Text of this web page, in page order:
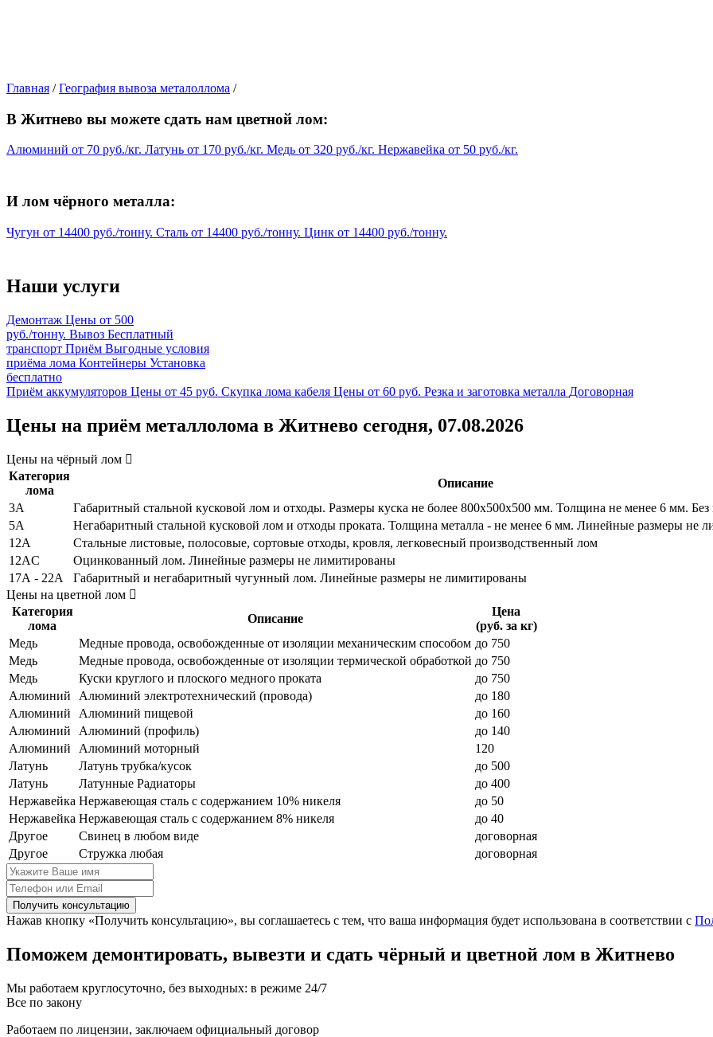
Главная / География вывоза металоллома /
В Житнево вы можете сдать нам цветной лом:
Алюминий от 70 руб./кг. Латунь от 170 руб./кг. Медь от 320 руб./кг. Нержавейка от 50 руб./кг.
И лом чёрного металла:
Чугун от 14400 руб./тонну. Сталь от 14400 руб./тонну. Цинк от 14400 руб./тонну.
Наши услуги
Демонтаж Цены от 500
руб./тонну. Вывоз Бесплатный
транспорт Приём Выгодные условия
приёма лома Контейнеры Установка
бесплатно
Приём аккумуляторов Цены от 45 руб. Скупка лома кабеля Цены от 60 руб. Резка и заготовка металла Договорная
Цены на приём металлолома в Житнево сегодня, 07.08.2026
Цены на чёрный лом
Категория
лома
Описание
3А
Габаритный стальной кусковой лом и отходы. Размеры куска не более 800х500х500 мм. Толщина не менее 6 мм.
5А
Негабаритный стальной кусковой лом и отходы проката. Толщина металла - не менее 6 мм. Линейные размеры не
12А
Стальные листовые, полосовые, сортовые отходы, кровля, легковесный производственный лом
12АC
Оцинкованный лом. Линейные размеры не лимитированы
17А - 22А
Габаритный и негабаритный чугунный лом. Линейные размеры не лимитированы
Цены на цветной лом
Категория
лома
Описание
Цена
(руб. за кг)
Медь
Медные провода, освобожденные от изоляции механическим способом до 750
Медь
Медные провода, освобожденные от изоляции термической обработкой до 750
Медь
Куски круглого и плоского медного проката
до 750
Алюминий
Алюминий электротехнический (провода)
до 180
Алюминий
Алюминий пищевой
до 160
Алюминий
Алюминий (профиль)
до 140
Алюминий
Алюминий моторный
120
Латунь
Латунь трубка/кусок
до 500
Латунь
Латунные Радиаторы
до 400
Нержавейка Нержавеющая сталь с содержанием 10% никеля
до 50
Нержавейка Нержавеющая сталь с содержанием 8% никеля
до 40
Другое
Свинец в любом виде
договорная
Другое
Стружка любая договорная
Получить консультацию
Нажав кнопку «Получить консультацию», вы соглашаетесь с тем, что ваша информация будет использована в соответствии с
Поможем демонтировать, вывезти и сдать чёрный и цветной лом в Житнево
Мы работаем круглосуточно, без выходных: в режиме 24/7
Все по закону
Работаем по лицензии, заключаем официальный договор